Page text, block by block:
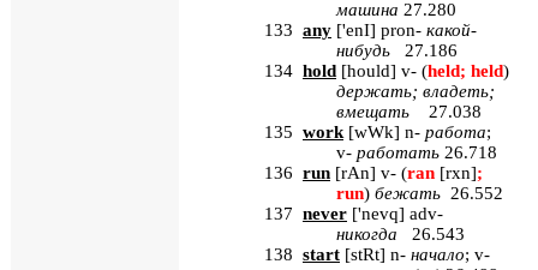
машина 27.280
133 any ['enI] pron- какой-
нибудь
27.186
134 hold [hould] v- (held; held)
держать; владеть;
вмещать
27.038
135 work [wWk] n- работа;
v- работать 26.718
136 run [rAn] v- (ran [rxn];
run) бежать 26.552
137 never ['nevq] adv-
никогда 26.543
138 start [stRt] n- начало; v-